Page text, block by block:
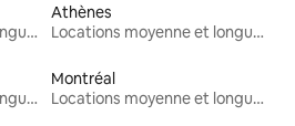
Locations moyenne et longue durée
Athènes
Locations moyenne et longue durée
Locations moyenne et longue durée
Montréal
Locations moyenne et longue durée